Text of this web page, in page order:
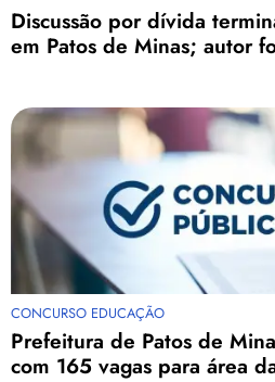
Discussão por dívida
em Patos de Minas; autor
CONCURSO EDUCAÇÃO
Prefeitura de Patos de
com 165 vagas para área